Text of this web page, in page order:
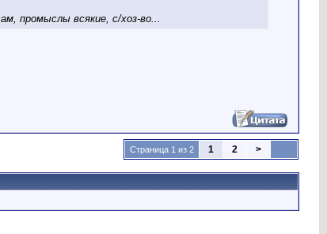
промыслы всякие, с/хоз-во...
Страница 1 из 2 1 2 >